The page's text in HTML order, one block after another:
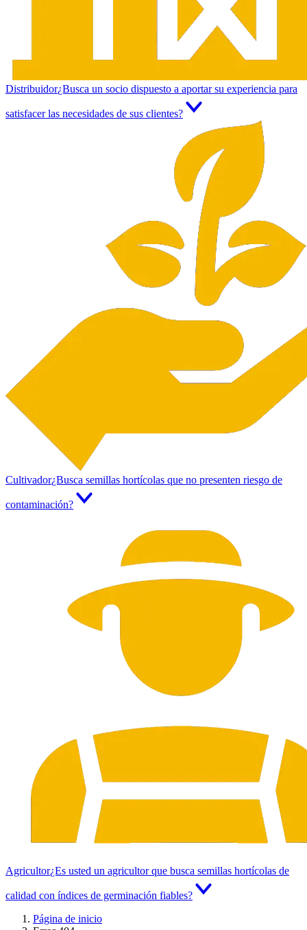
Distribuidor¿Busca un socio dispuesto a aportar su experiencia para
satisfacer las necesidades de sus clientes?
Cultivador¿Busca semillas hortícolas que no presenten riesgo de
contaminación?
Agricultor¿Es usted un agricultor que busca semillas hortícolas de
calidad con índices de germinación fiables?
Página de inicio